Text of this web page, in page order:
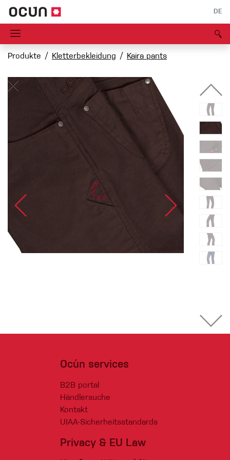
DE
Produkte Kletterbekleidung Kaira pants
Ocún services
B2B portal
Händlersuche
Kontakt
UIAA-Sicherheitsstandards
Privacy & EU Law